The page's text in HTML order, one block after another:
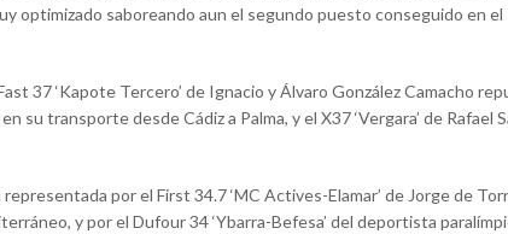
optimizado saboreando aun el segundo puesto conseguido en el
37 ‘Kapote Tercero’ de Ignacio y Álvaro González Camacho
su transporte desde Cádiz a Palma, y el X37 ‘Vergara’ de Rafael
por el First 34.7 ‘MC Actives-Elamar’ de Jorge de
y por el Dufour 34 ‘Ybarra-Befesa’ del deportista